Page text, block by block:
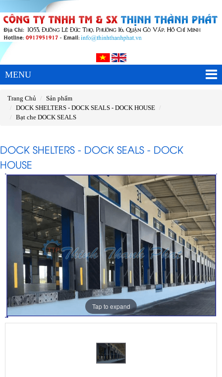
MENU
Trang Chủ
Sản phẩm
DOCK SHELTERS - DOCK SEALS - DOCK HOUSE
Bạt che DOCK SEALS
DOCK SHELTERS - DOCK SEALS - DOCK
HOUSE
Tap to expand